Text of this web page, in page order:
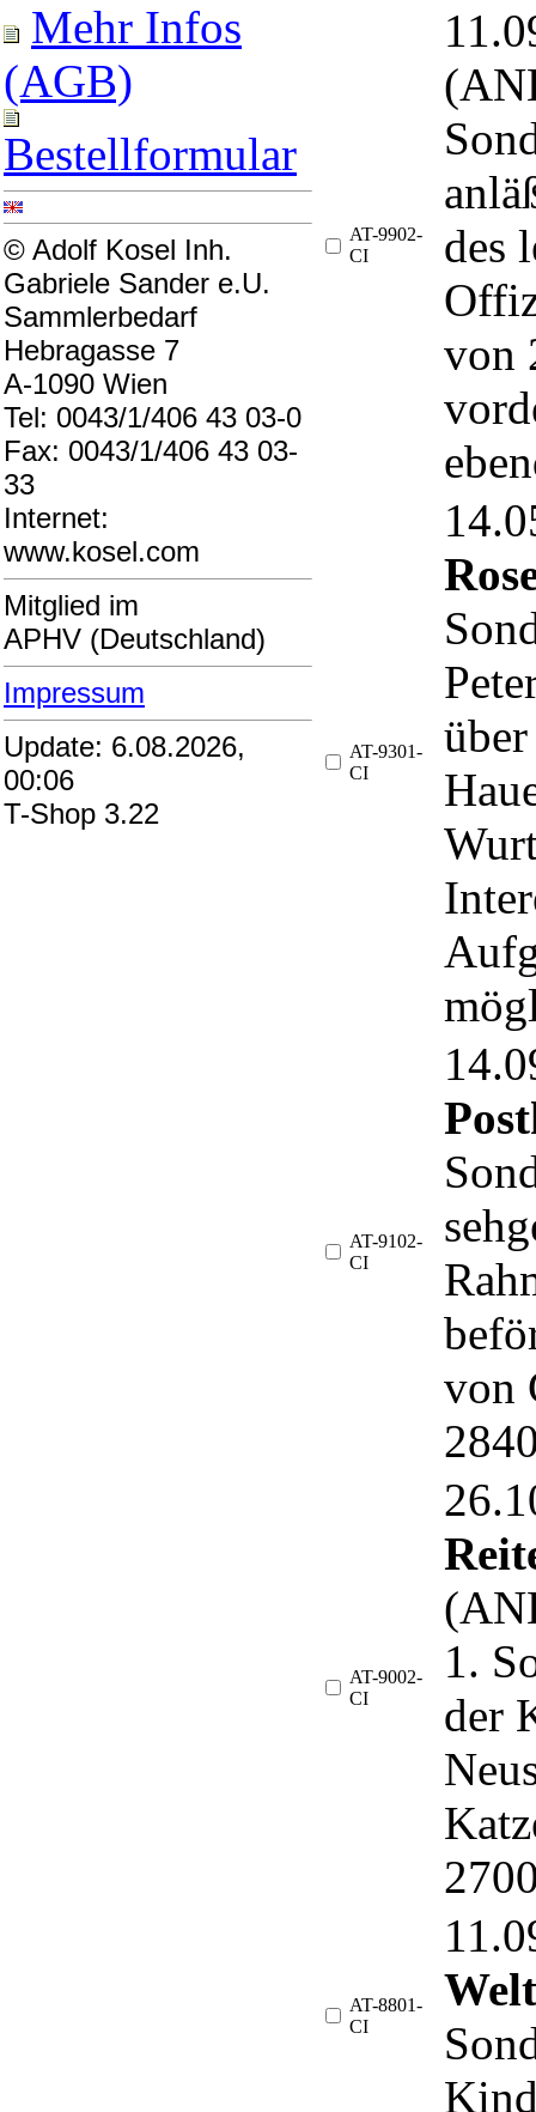
Mehr Infos
(AGB)
Bestellformular
© Adolf Kosel Inh.
Gabriele Sander e.U.
Sammlerbedarf
Hebragasse 7
A-1090 Wien
Tel: 0043/1/406 43 03-0
Fax: 0043/1/406 43 03-
33
Internet:
www.kosel.com
Mitglied im
APHV (Deutschland)
Impressum
Update: 6.08.2026,
00:06
T-Shop 3.22
AT-9902-
CI
des
von
AT-9301-
CI
AT-9102-
CI
von
AT-9002-
CI
1.
der
AT-8801-
CI